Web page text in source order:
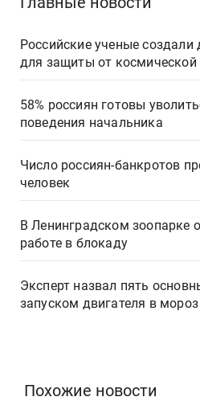
Российские ученые
для защиты от космической
58% россиян готовы
поведения начальника
Число россиян-банкротов
человек
В Ленинградском зоопарке
работе в блокаду
Эксперт назвал пять
запуском двигателя в мороз
Похожие новости